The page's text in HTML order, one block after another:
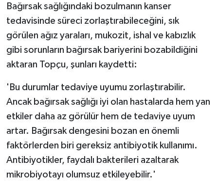
Bağırsak sağlığındaki bozulmanın kanser
tedavisinde süreci zorlaştırabileceğini, sık
görülen ağız yaraları, mukozit, ishal ve kabızlık
gibi sorunların bağırsak bariyerini bozabildiğini
aktaran Topçu, şunları kaydetti:
'Bu durumlar tedaviye uyumu zorlaştırabilir.
Ancak bağırsak sağlığı iyi olan hastalarda hem yan
etkiler daha az görülür hem de tedaviye uyum
artar. Bağırsak dengesini bozan en önemli
faktörlerden biri gereksiz antibiyotik kullanımı.
Antibiyotikler, faydalı bakterileri azaltarak
mikrobiyotayı olumsuz etkileyebilir.'